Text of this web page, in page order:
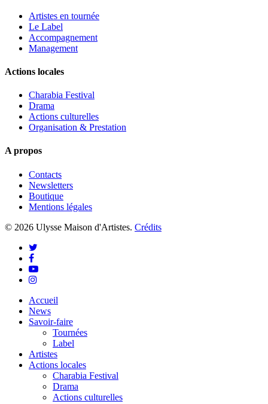
Artistes en tournée
Le Label
Accompagnement
Management
Actions locales
Charabia Festival
Drama
Actions culturelles
Organisation & Prestation
A propos
Contacts
Newsletters
Boutique
Mentions légales
© 2026 Ulysse Maison d'Artistes. Crédits
twitter
facebook
youtube
instagram
Close
Menu
Accueil
News
Savoir-faire
Tournées
Label
Artistes
Actions locales
Charabia Festival
Drama
Actions culturelles